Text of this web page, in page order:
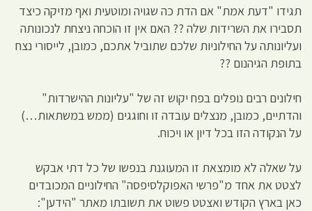
תגידו "דעת אמת" אם הדת כה שגויה ומוטעית ואף מזיקה כיצד
תסבירו את השרידות שלה ?? האם אין זו הוכחה ניצחת לנכונותה
ועליונותה על החילוניות שלכם שתוביל אתכם, כמובן, לייסורי נצח
בתופת הגיהנום ??
חילונים רבים נופלים בפח יקוש זה של "עליונות ההישרדות"
והדתיים, כמובן, מנצלים עובדה זו וחוגגים (ממש במשתאות…)
על הנקודה הזו בכל דיון או ויכוח.
על שאלה לא מומצאת זו המעוגנת בנפשו של כל דתי אבקש
לצטט את אחד מ"פרשי האפוקלסיפסה" החילוניים המכובדים
כאן בארץ הקודש ואצטט פשוט את תשובתו מאתר "הידען":